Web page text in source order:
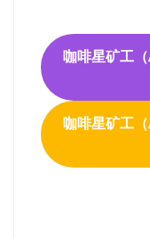
咖啡星矿工
咖啡星矿工